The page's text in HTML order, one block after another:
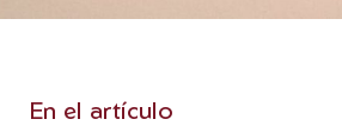
En el artículo